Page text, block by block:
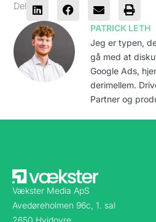
Del
PATRICK LETH
Jeg er typen,
gå med at
Google Ads,
derimellem.
Partner og
Vækster Media ApS
Avedøreholmen 96c, 1. sal